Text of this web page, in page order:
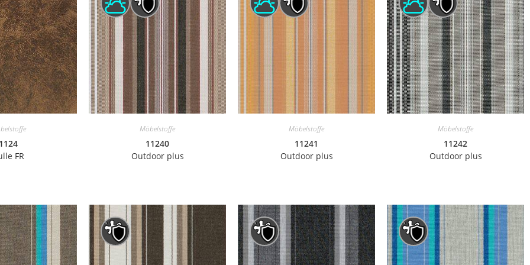
FR
Möbelstoffe
11240
Outdoor plus
Möbelstoffe
11241
Outdoor plus
Möbelstoffe
11242
Outdoor plus